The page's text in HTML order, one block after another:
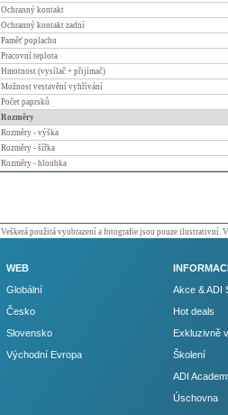
Ochranný kontakt
Ochranný kontakt zadní
Paměť poplachu
Pracovní teplota
Hmotnost (vysílač + přijímač)
Možnost vestavění vyhřívání
Počet paprsků
Rozměry
Rozměry - výška
Rozměry - šířka
Rozměry - hloubka
Veškerá použitá vyobrazení a fotografie jsou pouze ilustrativní.
WEB
Globální
Česko
Slovensko
Východní Evropa
Akce & ADI
Hot deals
Exkluzivně
Školení
ADI
Úschovna